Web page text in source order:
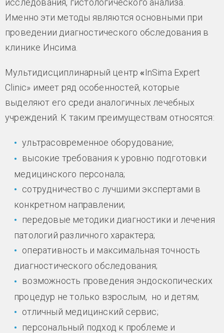
исследования, гистологического анализа.
Именно эти методы являются основными при
проведении диагностического обследования в
клинике Инсима.
Мультидисциплинарный центр«InSima Expert
Clinic» имеет ряд особенностей, которые
выделяют его среди аналогичных лечебных
учреждений. К таким преимуществам относятся:
ультрасовременное оборудование;
высокие требования к уровню подготовки
медицинского персонала;
сотрудничество с лучшими экспертами в
конкретном направлении;
передовые методики диагностики и лечения
патологий различного характера;
оперативность и максимальная точность
диагностического обследования;
возможность проведения эндоскопических
процедур не только взрослым, но и детям;
отличный медицинский сервис;
персональный подход к проблеме и